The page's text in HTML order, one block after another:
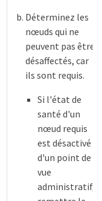
Déterminez les
nœuds qui ne
peuvent pas être
désaffectés, car
ils sont requis.
Si l'état de
santé d'un
nœud requis
est désactivé
d'un point de
vue
administratif,